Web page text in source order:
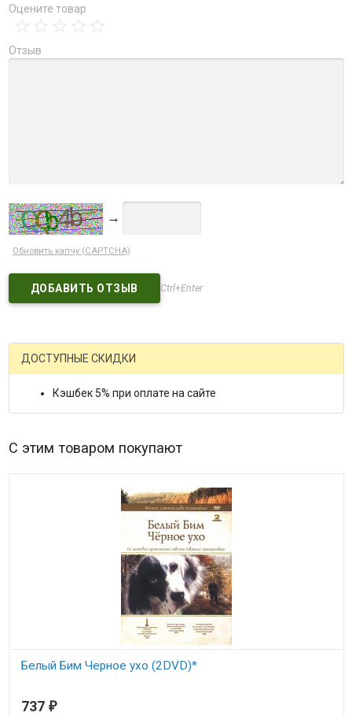
Оцените товар
Отзыв
→
Обновить капчу (CAPTCHA)
Ctrl+Enter
ДОСТУПНЫЕ СКИДКИ
Кэшбек 5% при оплате на сайте
С этим товаром покупают
Белый Бим Черное ухо (2DVD)*
В наличии
737 ₽